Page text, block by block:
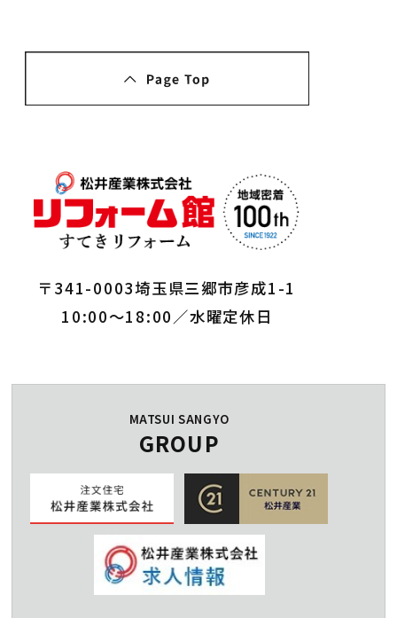
〒341-0003埼玉県三郷市彦成1-1
10:00～18:00／水曜定休日
MATSUI SANGYO
GROUP